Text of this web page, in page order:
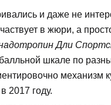
и даже не
в жюри, а
Дли
шкале по
механизм
2017 году.